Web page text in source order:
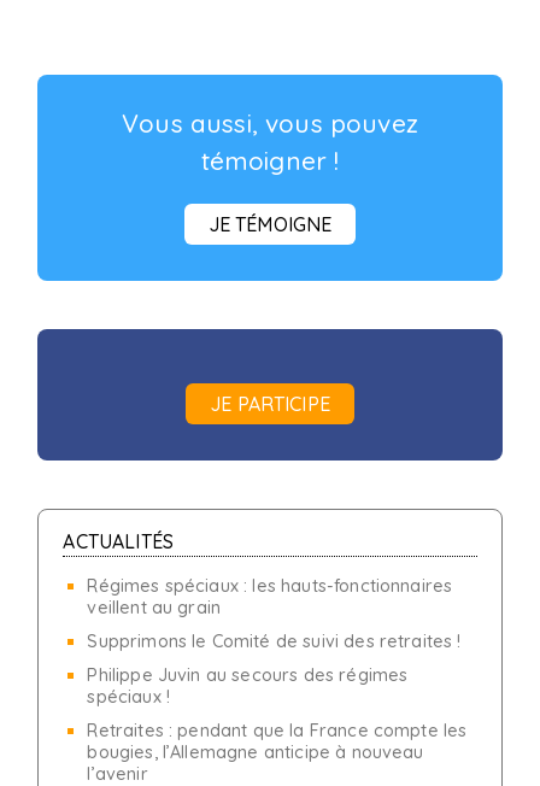
Vous aussi, vous pouvez
témoigner !
JE TÉMOIGNE
JE PARTICIPE
ACTUALITÉS
Régimes spéciaux : les hauts-fonctionnaires
veillent au grain
Supprimons le Comité de suivi des retraites !
Philippe Juvin au secours des régimes
spéciaux !
Retraites : pendant que la France compte les
bougies, l’Allemagne anticipe à nouveau
l’avenir